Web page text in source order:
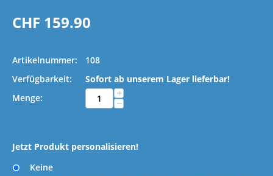
CHF 159.90
Artikelnummer:
108
Verfügbarkeit:
Sofort ab unserem Lager lieferbar!
Menge:
+
−
Jetzt Produkt personalisieren!
Keine